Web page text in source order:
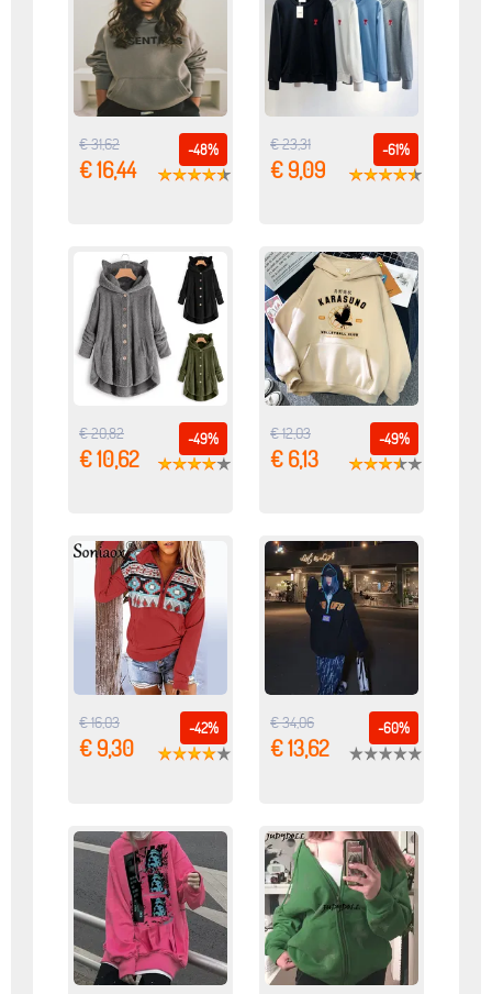
-48%
€ 31,62
€ 16,44
-61%
€ 23,31
€ 9,09
-49%
€ 20,82
€ 10,62
-49%
€ 12,03
€ 6,13
-42%
€ 16,03
€ 9,30
-60%
€ 34,06
€ 13,62